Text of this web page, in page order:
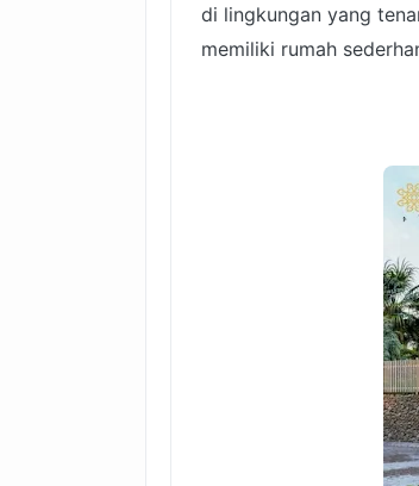
di lingkungan yang
memiliki rumah